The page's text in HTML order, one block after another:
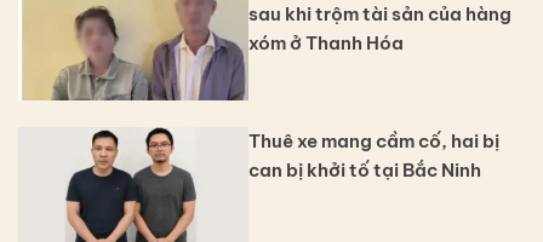
sau khi trộm tài sản của hàng
xóm ở Thanh Hóa
Thuê xe mang cầm cố, hai bị
can bị khởi tố tại Bắc Ninh